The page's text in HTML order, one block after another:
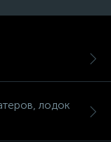
лодок